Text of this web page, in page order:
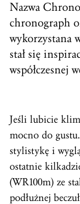
Nazwa
chronograph
wykorzystana
stał się
współczesnej
Jeśli lubicie
mocno do
stylistykę i
ostatnie
(WR100m) ze
podłużnej